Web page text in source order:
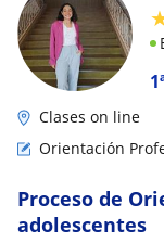
Clases on line
Orientación
Proceso de
adolescentes